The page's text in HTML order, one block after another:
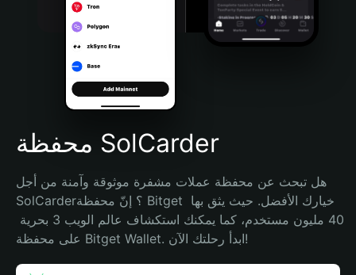
Português (Brasil)
Español (Argentina)
محفظة SolCarder
هل تبحث عن محفظة عملات مشفرة موثوقة وآمنة من أجل
SolCarder؟ إنّ محفظة Bitget خيارك الأفضل. حيث يثق بها
على محفظة Bitget Wallet. ابدأ رحلتك الآن!